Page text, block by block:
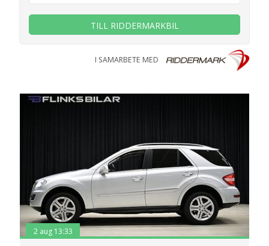
TILL RIDDERMARKBIL
I SAMARBETE MED
2 aug 13:33